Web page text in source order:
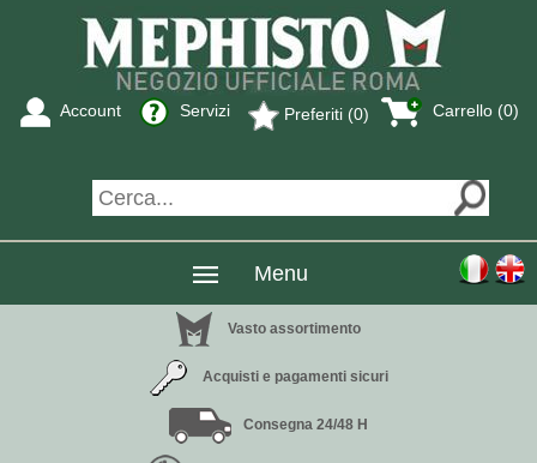
Carrello (0)
Preferiti (0)
Servizi
Account
Menu
Vasto assortimento
Acquisti e pagamenti sicuri
Consegna 24/48 H